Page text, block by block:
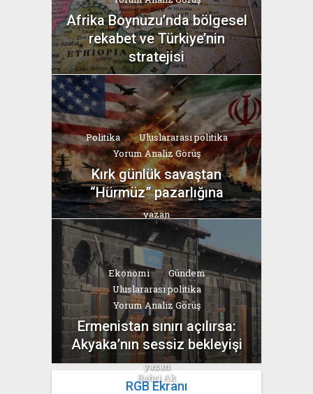
Afrika Boynuzu’nda bölgesel
rekabet ve Türkiye’nin
stratejisi
yazan
Bahri Ak
Politika
Uluslararası politika
Yorum Analiz Görüş
Kırk günlük savaştan
“Hürmüz” pazarlığına
yazan
Bahri Ak
Ekonomi
Gündem
Uluslararası politika
Yorum Analiz Görüş
Ermenistan sınırı açılırsa:
Akyaka’nın sessiz bekleyişi
yazan
Bahri Ak
RGB Ekranı